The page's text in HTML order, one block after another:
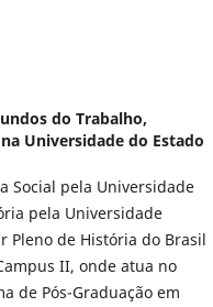
do Trabalho,
Universidade do Estado
Social pela Universidade
pela Universidade
Pleno de História do Brasil
II, onde atua no
de Pós-Graduação em